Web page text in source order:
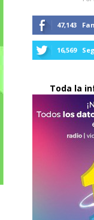
47,143
16,569
Toda la